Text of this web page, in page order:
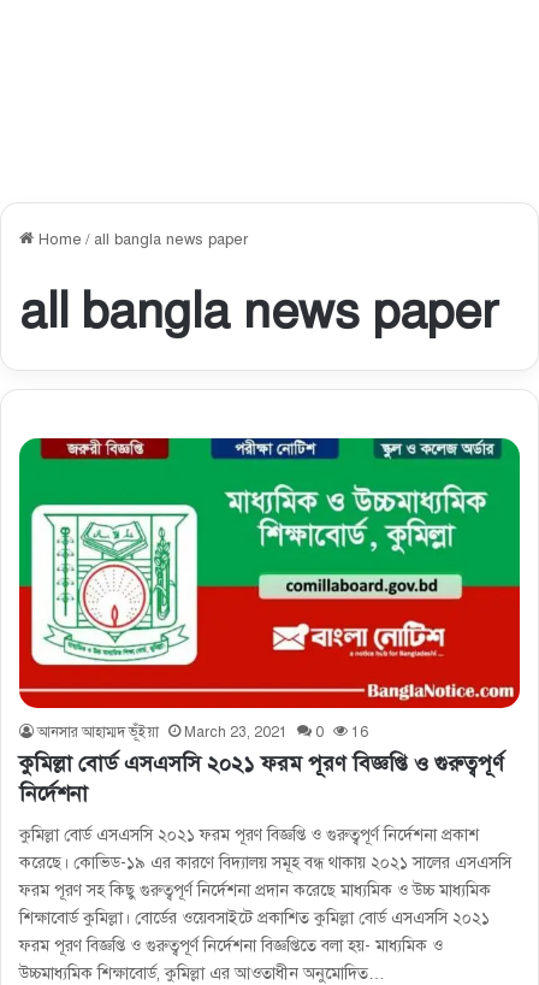
Home / all bangla news paper
all bangla news paper
আনসার আহাম্মদ ভূঁইয়া March 23, 2021 0 16
কুমিল্লা বোর্ড এসএসসি ২০২১ ফরম পূরণ বিজ্ঞপ্তি ও গুরুত্বপূর্ণ
নির্দেশনা
কুমিল্লা বোর্ড এসএসসি ২০২১ ফরম পূরণ বিজ্ঞপ্তি ও গুরুত্বপূর্ণ নির্দেশনা প্রকাশ
করেছে। কোভিড-১৯ এর কারণে বিদ্যালয় সমূহ বন্ধ থাকায় ২০২১ সালের এসএসসি
ফরম পূরণ সহ কিছু গুরুত্বপূর্ণ নির্দেশনা প্রদান করেছে মাধ্যমিক ও উচ্চ মাধ্যমিক
শিক্ষাবোর্ড কুমিল্লা। বোর্ডের ওয়েবসাইটে প্রকাশিত কুমিল্লা বোর্ড এসএসসি ২০২১
ফরম পূরণ বিজ্ঞপ্তি ও গুরুত্বপূর্ণ নির্দেশনা বিজ্ঞপ্তিতে বলা হয়- মাধ্যমিক ও
উচ্চমাধ্যমিক শিক্ষাবাের্ড, কুমিল্লা এর আওতাধীন অনুমােদিত…